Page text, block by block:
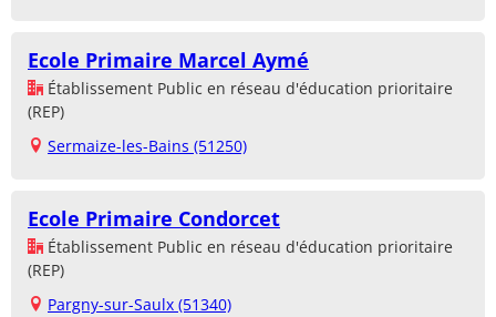
Ecole Primaire Marcel Aymé
Établissement Public en réseau d'éducation prioritaire
(REP)
Sermaize-les-Bains (51250)
Ecole Primaire Condorcet
Établissement Public en réseau d'éducation prioritaire
(REP)
Pargny-sur-Saulx (51340)